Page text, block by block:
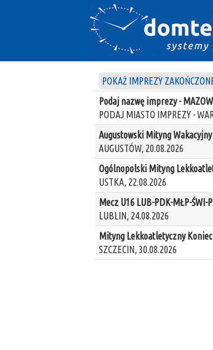
POKAŻ IMPREZY
Podaj nazwę imprezy -
PODAJ MIASTO IMPREZY -
Augustowski Mityng Wakacyjny
AUGUSTÓW, 20.08.2026
Ogólnopolski Mityng
USTKA, 22.08.2026
Mecz U16 LUB-PDK-MŁP-
LUBLIN, 24.08.2026
Mityng Lekkoatletyczny
SZCZECIN, 30.08.2026